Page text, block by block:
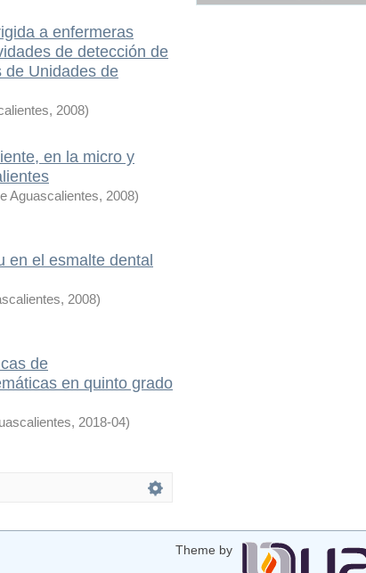
a enfermeras
de detección de
de Unidades de
, 2008)
en la micro y
Aguascalientes, 2008)
en el esmalte dental
, 2008)
de
en quinto grado
, 2018-04)
Theme by